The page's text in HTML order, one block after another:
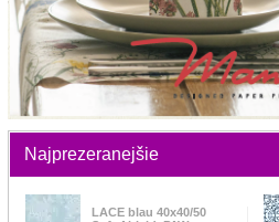
Najprezeranejšie
LACE blau 40x40/50